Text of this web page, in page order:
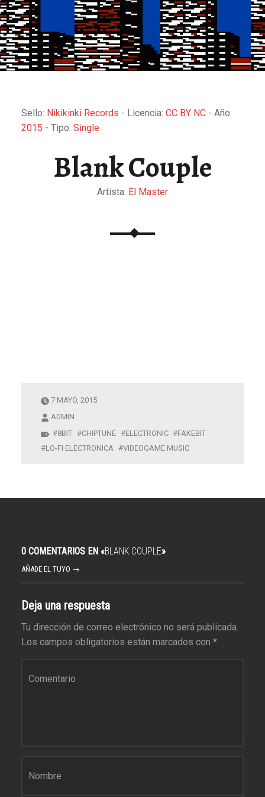
Sello: Nikikinki Records - Licencia: CC BY NC- Año:
2015 - Tipo: Single
Blank Couple
Artista: El Master
7 MAYO, 2015
ADMIN
8BIT
CHIPTUNE ELECTRONIC
FAKEBIT
LO-FI ELECTRONICA
VIDEOGAME MUSIC
0 COMENTARIOS EN «BLANK COUPLE»
AÑADE EL TUYO →
Deja una respuesta
Tu dirección de correo electrónico no será publicada.
Los campos obligatorios están marcados con *